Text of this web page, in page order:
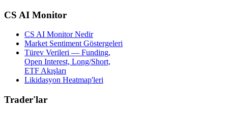
CS AI Monitor
CS AI Monitor Nedir
Market Sentiment Göstergeleri
Türev Verileri — Funding,
Open Interest, Long/Short,
ETF Akışları
Likidasyon Heatmap'leri
Trader'lar